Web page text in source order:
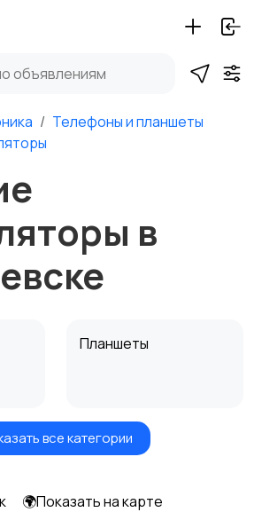
Телефоны и планшеты
в
Планшеты
Стационарные
все категории
🌍Показать на карте